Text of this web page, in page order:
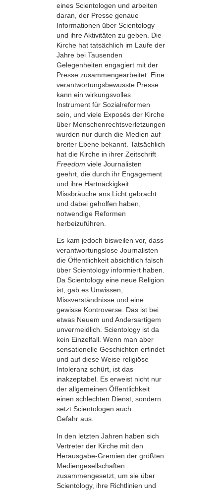
eines Scientologen und arbeiten
daran, der Presse genaue
Informationen über Scientology
und ihre Aktivitäten zu geben. Die
Kirche hat tatsächlich im Laufe der
Jahre bei Tausenden
Gelegenheiten engagiert mit der
Presse zusammengearbeitet. Eine
verantwortungsbewusste Presse
kann ein wirkungsvolles
Instrument für Sozialreformen
sein, und viele Exposés der Kirche
über Menschenrechtsverletzungen
wurden nur durch die Medien auf
breiter Ebene bekannt. Tatsächlich
hat die Kirche in ihrer Zeitschrift
Freedom viele Journalisten
geehrt, die durch ihr Engagement
und ihre Hartnäckigkeit
Missbräuche ans Licht gebracht
und dabei geholfen haben,
notwendige Reformen
herbeizuführen.
Es kam jedoch bisweilen vor, dass
verantwortungslose Journalisten
die Öffentlichkeit absichtlich falsch
über Scientology informiert haben.
Da Scientology eine neue Religion
ist, gab es Unwissen,
Missverständnisse und eine
gewisse Kontroverse. Das ist bei
etwas Neuem und Andersartigem
unvermeidlich. Scientology ist da
kein Einzelfall. Wenn man aber
sensationelle Geschichten erfindet
und auf diese Weise religiöse
Intoleranz schürt, ist das
inakzeptabel. Es erweist nicht nur
der allgemeinen Öffentlichkeit
einen schlechten Dienst, sondern
setzt Scientologen auch
Gefahr aus.
In den letzten Jahren haben sich
Vertreter der Kirche mit den
Herausgabe-Gremien der größten
Mediengesellschaften
zusammengesetzt, um sie über
Scientology, ihre Richtlinien und